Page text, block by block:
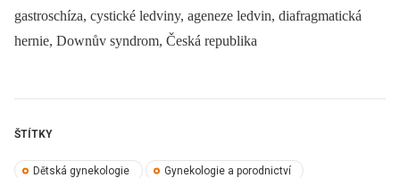
gastroschíza, cystické ledviny, ageneze ledvin, diafragmatická
hernie, Downův syndrom, Česká republika
ŠTÍTKY
Dětská gynekologie Gynekologie a porodnictví